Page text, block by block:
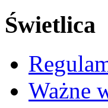
Świetlica
Ważne